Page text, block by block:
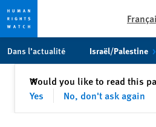
toto
content
Dans l’actualité Israël/Palestine
Would you like to read this
Yes
No, don't ask again
✕Fermer